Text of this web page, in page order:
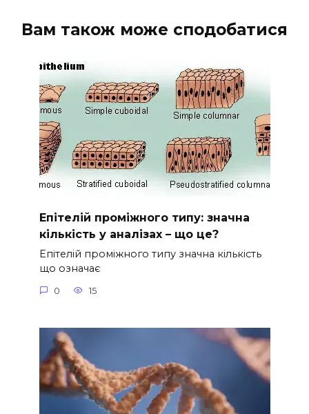
Вам також може сподобатися
Епітелій проміжного типу: значна
кількість у аналізах – що це?
Епітелій проміжного типу значна кількість
що означає
0 15